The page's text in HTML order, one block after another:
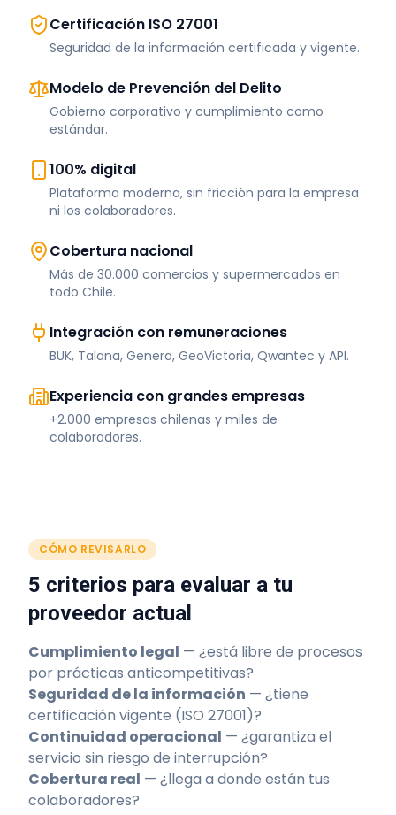
Certificación ISO 27001
Seguridad de la información certificada y vigente.
Modelo de Prevención del Delito
Gobierno corporativo y cumplimiento como
estándar.
100% digital
Plataforma moderna, sin fricción para la empresa
ni los colaboradores.
Cobertura nacional
Más de 30.000 comercios y supermercados en
todo Chile.
Integración con remuneraciones
BUK, Talana, Genera, GeoVictoria, Qwantec y API.
Experiencia con grandes empresas
+2.000 empresas chilenas y miles de
colaboradores.
CÓMO REVISARLO
5 criterios para evaluar a tu
proveedor actual
Cumplimiento legal — ¿está libre de procesos
por prácticas anticompetitivas?
Seguridad de la información — ¿tiene
certificación vigente (ISO 27001)?
Continuidad operacional — ¿garantiza el
servicio sin riesgo de interrupción?
Cobertura real — ¿llega a donde están tus
colaboradores?